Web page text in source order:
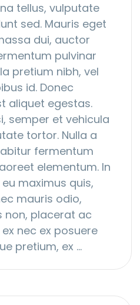
tellus, vulputate
sed. Mauris eget
dui, auctor
pulvinar
pretium nibh, vel
id. Donec
aliquet egestas.
semper et vehicula
tortor. Nulla a
fermentum
elementum. In
maximus quis,
mauris odio,
non, placerat ac
nec ex posuere
pretium, ex …